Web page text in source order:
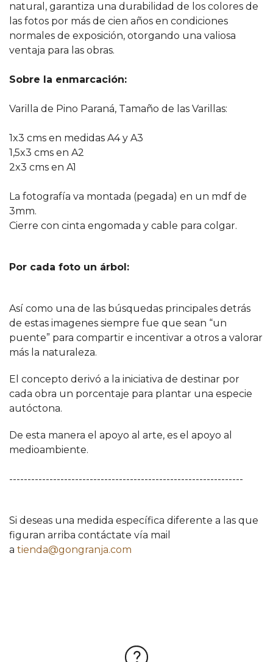
natural, garantiza una durabilidad de los colores de
las fotos por más de cien años en condiciones
normales de exposición, otorgando una valiosa
ventaja para las obras.
Sobre la enmarcación:
Varilla de Pino Paraná, Tamaño de las Varillas:
1x3 cms en medidas A4 y A3
1,5x3 cms en A2
2x3 cms en A1
La fotografía va montada (pegada) en un mdf de
3mm.
Cierre con cinta engomada y cable para colgar.
Por cada foto un árbol:
Así como una de las búsquedas principales detrás
de estas imagenes siempre fue que sean “un
puente” para compartir e incentivar a otros a valorar
más la naturaleza.
El concepto derivó a la iniciativa de destinar por
cada obra un porcentaje para plantar una especie
autóctona.
De esta manera el apoyo al arte, es el apoyo al
medioambiente.
----------------------------------------------------------------
Si deseas una medida específica diferente a las que
figuran arriba contáctate vía mail
a tienda@gongranja.com